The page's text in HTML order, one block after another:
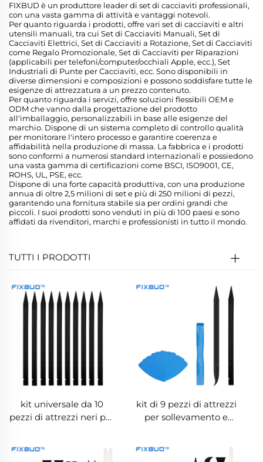
FIXBUD è un produttore leader di set di cacciaviti professionali,
con una vasta gamma di attività e vantaggi notevoli.
Per quanto riguarda i prodotti, offre vari set di cacciaviti e altri
utensili manuali, tra cui Set di Cacciaviti Manuali, Set di
Cacciaviti Elettrici, Set di Cacciaviti a Rotazione, Set di Cacciaviti
come Regalo Promozionale, Set di Cacciaviti per Riparazioni
(applicabili per telefoni/computer/occhiali Apple, ecc.), Set
Industriali di Punte per Cacciaviti, ecc. Sono disponibili in
diverse dimensioni e composizioni e possono soddisfare tutte le
esigenze di attrezzatura a un prezzo contenuto.
Per quanto riguarda i servizi, offre soluzioni flessibili OEM e
ODM che vanno dalla progettazione del prodotto
all'imballaggio, personalizzabili in base alle esigenze del
marchio. Dispone di un sistema completo di controllo qualità
per monitorare l'intero processo e garantire coerenza e
affidabilità nella produzione di massa. La fabbrica e i prodotti
sono conformi a numerosi standard internazionali e possiedono
una vasta gamma di certificazioni come BSCI, ISO9001, CE,
ROHS, UL, PSE, ecc.
Dispone di una forte capacità produttiva, con una produzione
annua di oltre 2,5 milioni di set e più di 250 milioni di pezzi,
garantendo una fornitura stabile sia per ordini grandi che
piccoli. I suoi prodotti sono venduti in più di 100 paesi e sono
affidati da rivenditori, marchi e professionisti in tutto il mondo.
TUTTI I PRODOTTI
kit universale da 10
pezzi di attrezzi neri per
kit di 9 pezzi di attrezzi
per sollevamento e
riparazione di dispositivi